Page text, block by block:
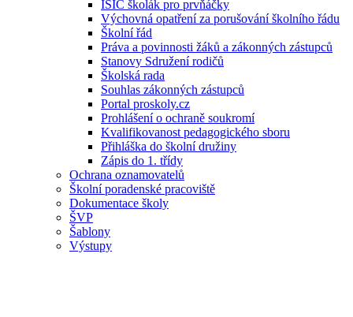
ISIC školák pro prvňáčky
Výchovná opatření za porušování školního řádu
Školní řád
Práva a povinnosti žáků a zákonných zástupců
Stanovy Sdružení rodičů
Školská rada
Souhlas zákonných zástupců
Portal proskoly.cz
Prohlášení o ochraně soukromí
Kvalifikovanost pedagogického sboru
Přihláška do školní družiny
Zápis do 1. třídy
Ochrana oznamovatelů
Školní poradenské pracoviště
Dokumentace školy
ŠVP
Šablony
Výstupy